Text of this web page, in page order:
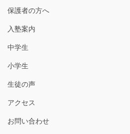
保護者の方へ
入塾案内
中学生
小学生
生徒の声
アクセス
お問い合わせ